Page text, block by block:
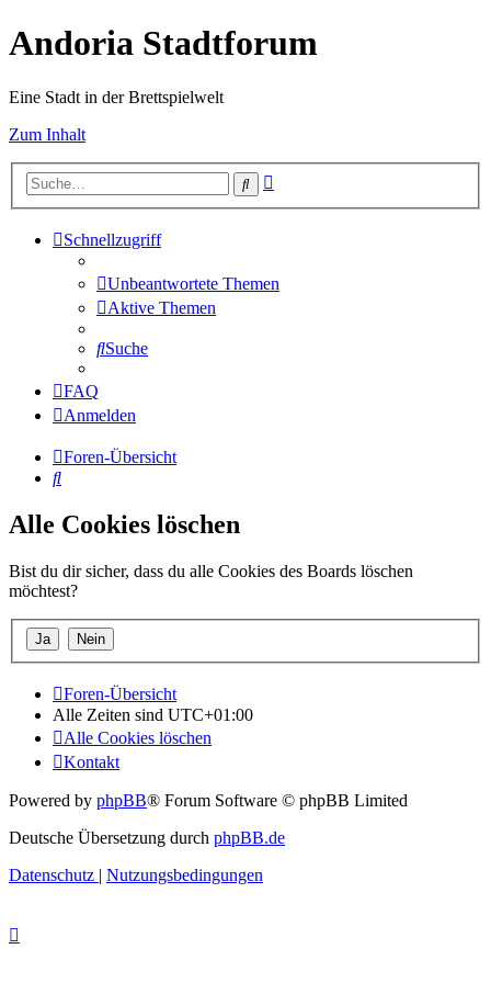
Andoria Stadtforum
Eine Stadt in der Brettspielwelt
Zum Inhalt
Suche
Schnellzugriff
Unbeantwortete Themen
Aktive Themen
Suche
FAQ
Anmelden
Foren-Übersicht
Suche
Alle Cookies löschen
Bist du dir sicher, dass du alle Cookies des Boards löschen
möchtest?
Foren-Übersicht
Alle Zeiten sind UTC+01:00
Alle Cookies löschen
Kontakt
Powered by phpBB® Forum Software © phpBB Limited
Deutsche Übersetzung durch phpBB.de
Datenschutz | Nutzungsbedingungen